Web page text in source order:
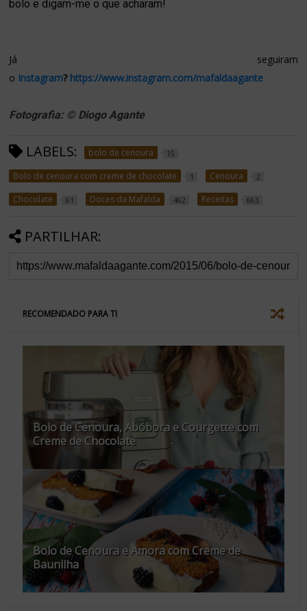
bolo e digam-me o que acharam!
Já seguiram
o Instagram? https://www.instagram.com/mafaldaagante
Fotografia: © Diogo Agante
LABELS: bolo de cenoura 15
Bolo de cenoura com creme de chocolate 1 Cenoura 2
Chocolate 61 Doces da Mafalda 462 Receitas 663
PARTILHAR:
RECOMENDADO PARA TI
Bolo de Cenoura, Abóbora e Courgette com
Creme de Chocolate
Bolo de Cenoura e Amora com Creme de
Baunilha